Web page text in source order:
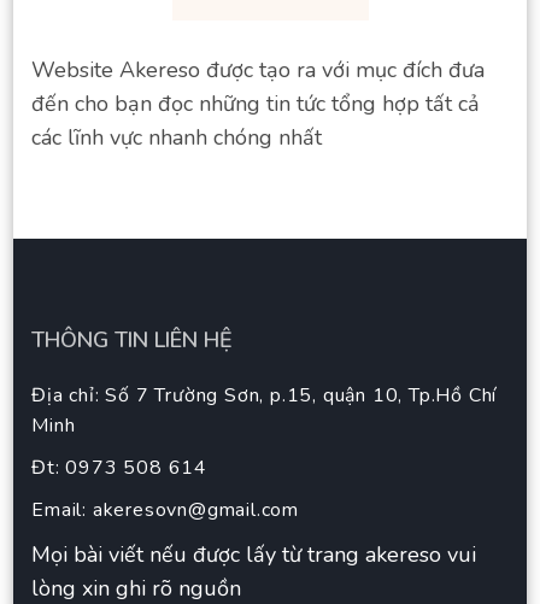
Website Akereso được tạo ra với mục đích đưa
đến cho bạn đọc những tin tức tổng hợp tất cả
các lĩnh vực nhanh chóng nhất
THÔNG TIN LIÊN HỆ
Địa chỉ: Số 7 Trường Sơn, p.15, quận 10, Tp.Hồ Chí
Minh
Đt: 0973 508 614
Email: akeresovn@gmail.com
Mọi bài viết nếu được lấy từ trang akereso vui
lòng xin ghi rõ nguồn